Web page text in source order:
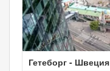
Гетеборг - Швеция